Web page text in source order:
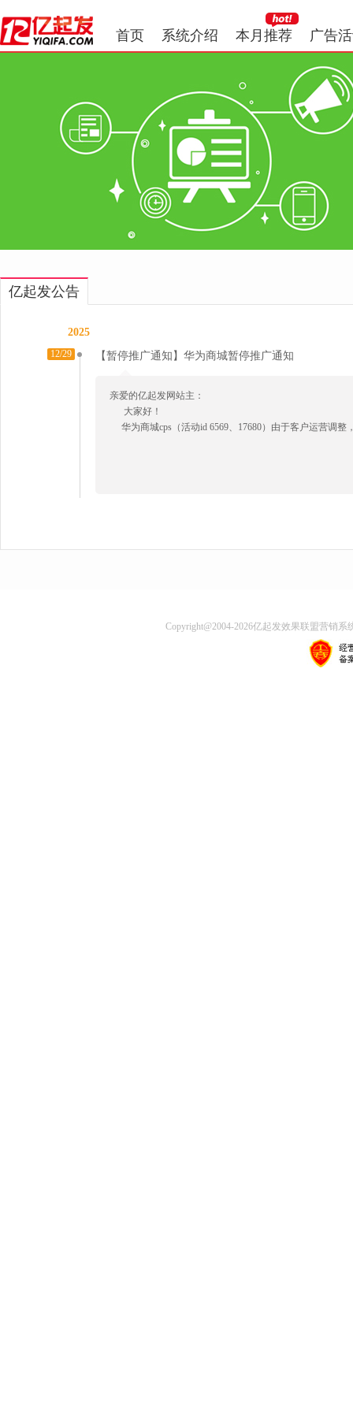
首页 系统介绍 本月推荐 广告
亿起发公告
2025
12/29 【暂停推广通知】华为商城暂停推广通知
亲爱的亿起发网站主：
大家好！
华为商城cps（活动id 6569、17680）由于客户运营调整
Copyright@2004-2026亿起发效果联盟营销系